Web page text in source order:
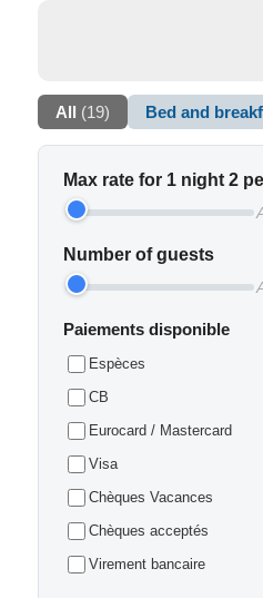
All (19) Bed and
Max rate for 1 night 2
Number of guests
Paiements disponible
Espèces
CB
Eurocard / Mastercard
Visa
Chèques Vacances
Chèques acceptés
Virement bancaire